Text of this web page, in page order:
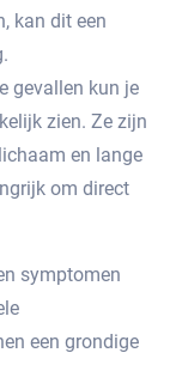
kan dit een
gevallen kun je
zien. Ze zijn
en lange
om direct
symptomen
een grondige